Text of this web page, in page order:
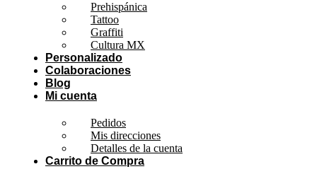
Prehispánica
Tattoo
Graffiti
Cultura MX
Personalizado
Colaboraciones
Blog
Mi cuenta
Pedidos
Mis direcciones
Detalles de la cuenta
Carrito de Compra